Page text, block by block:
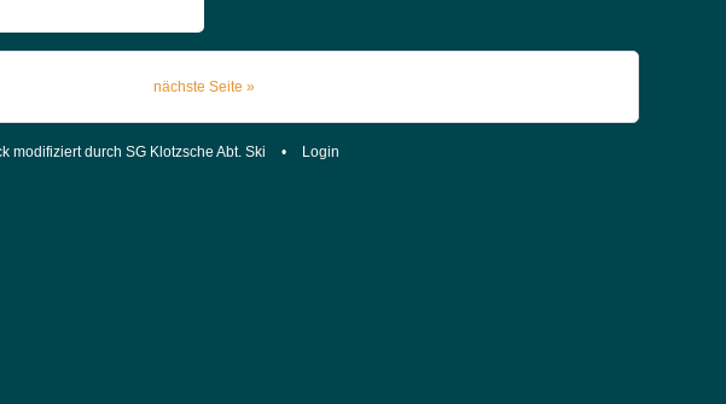
nächste Seite »
modifiziert durch SG Klotzsche Abt. Ski • Login